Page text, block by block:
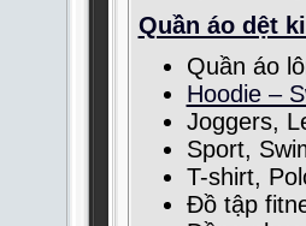
Quần áo dệt
Quần áo
Hoodie –
Joggers,
Sport,
T-shirt,
Đồ tập